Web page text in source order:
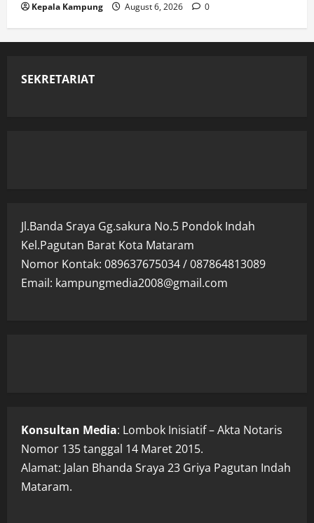
Kepala Kampung August 6, 2026 0
SEKRETARIAT
Jl.Banda Sraya Gg.sakura No.5 Pondok Indah
Kel.Pagutan Barat Kota Mataram
Nomor Kontak: 089637675034 / 087864813089
Email: kampungmedia2008@gmail.com
Konsultan Media: Lombok Inisiatif – Akta Notaris
Nomor 135 tanggal 14 Maret 2015.
Alamat: Jalan Bhanda Sraya 23 Griya Pagutan Indah
Mataram.